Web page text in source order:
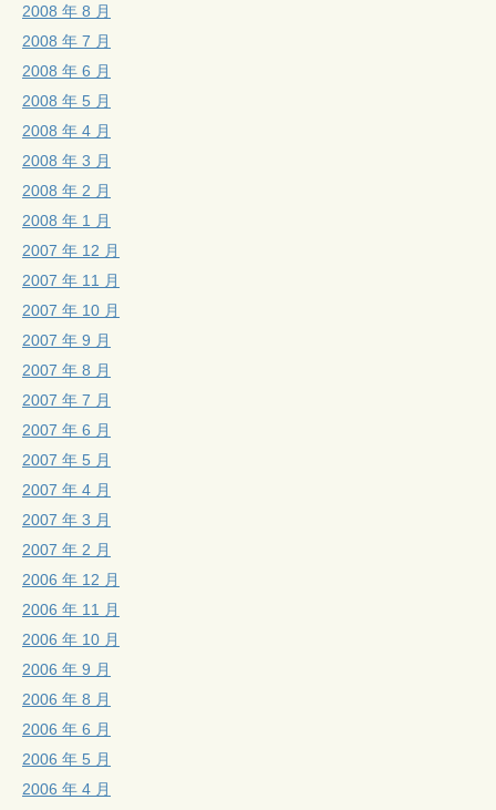
2008 年 8 月
2008 年 7 月
2008 年 6 月
2008 年 5 月
2008 年 4 月
2008 年 3 月
2008 年 2 月
2008 年 1 月
2007 年 12 月
2007 年 11 月
2007 年 10 月
2007 年 9 月
2007 年 8 月
2007 年 7 月
2007 年 6 月
2007 年 5 月
2007 年 4 月
2007 年 3 月
2007 年 2 月
2006 年 12 月
2006 年 11 月
2006 年 10 月
2006 年 9 月
2006 年 8 月
2006 年 6 月
2006 年 5 月
2006 年 4 月